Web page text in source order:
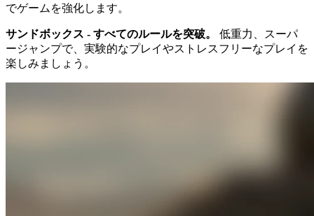
でゲームを強化します。
サンドボックス - すべてのルールを突破。
低重力、スーパ
ージャンプで、実験的なプレイやストレスフリーなプレイを
楽しみましょう。